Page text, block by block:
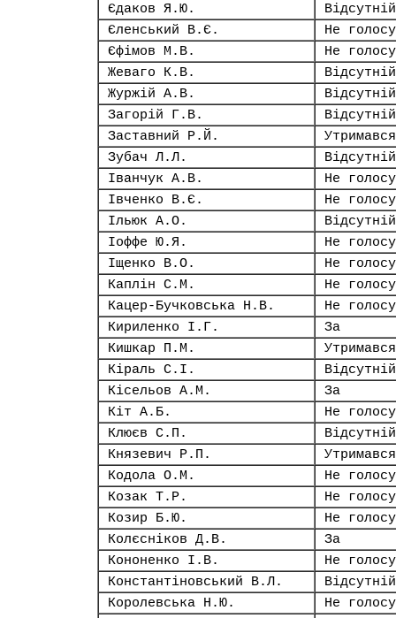
Єдаков Я.Ю.
Відсутній
Єленський В.Є.
Не
Єфімов М.В.
Не
Жеваго К.В.
Відсутній
Журжій А.В.
Відсутній
Загорій Г.В.
Відсутній
Заставний Р.Й.
Утримався
Зубач Л.Л.
Відсутній
Іванчук А.В.
Не
Івченко В.Є.
Не
Ільюк А.О.
Відсутній
Іоффе Ю.Я.
Не
Іщенко В.О.
Не
Каплін С.М.
Не
Кацер-Бучковська Н.В.
Не
Кириленко І.Г.
За
Кишкар П.М.
Утримався
Кіраль С.І.
Відсутній
Кісельов А.М.
За
Кіт А.Б.
Не
Клюєв С.П.
Відсутній
Князевич Р.П.
Утримався
Кодола О.М.
Не
Козак Т.Р.
Не
Козир Б.Ю.
Не
Колєсніков Д.В.
За
Кононенко І.В.
Не
Константіновський В.Л.
Відсутній
Королевська Н.Ю.
Не